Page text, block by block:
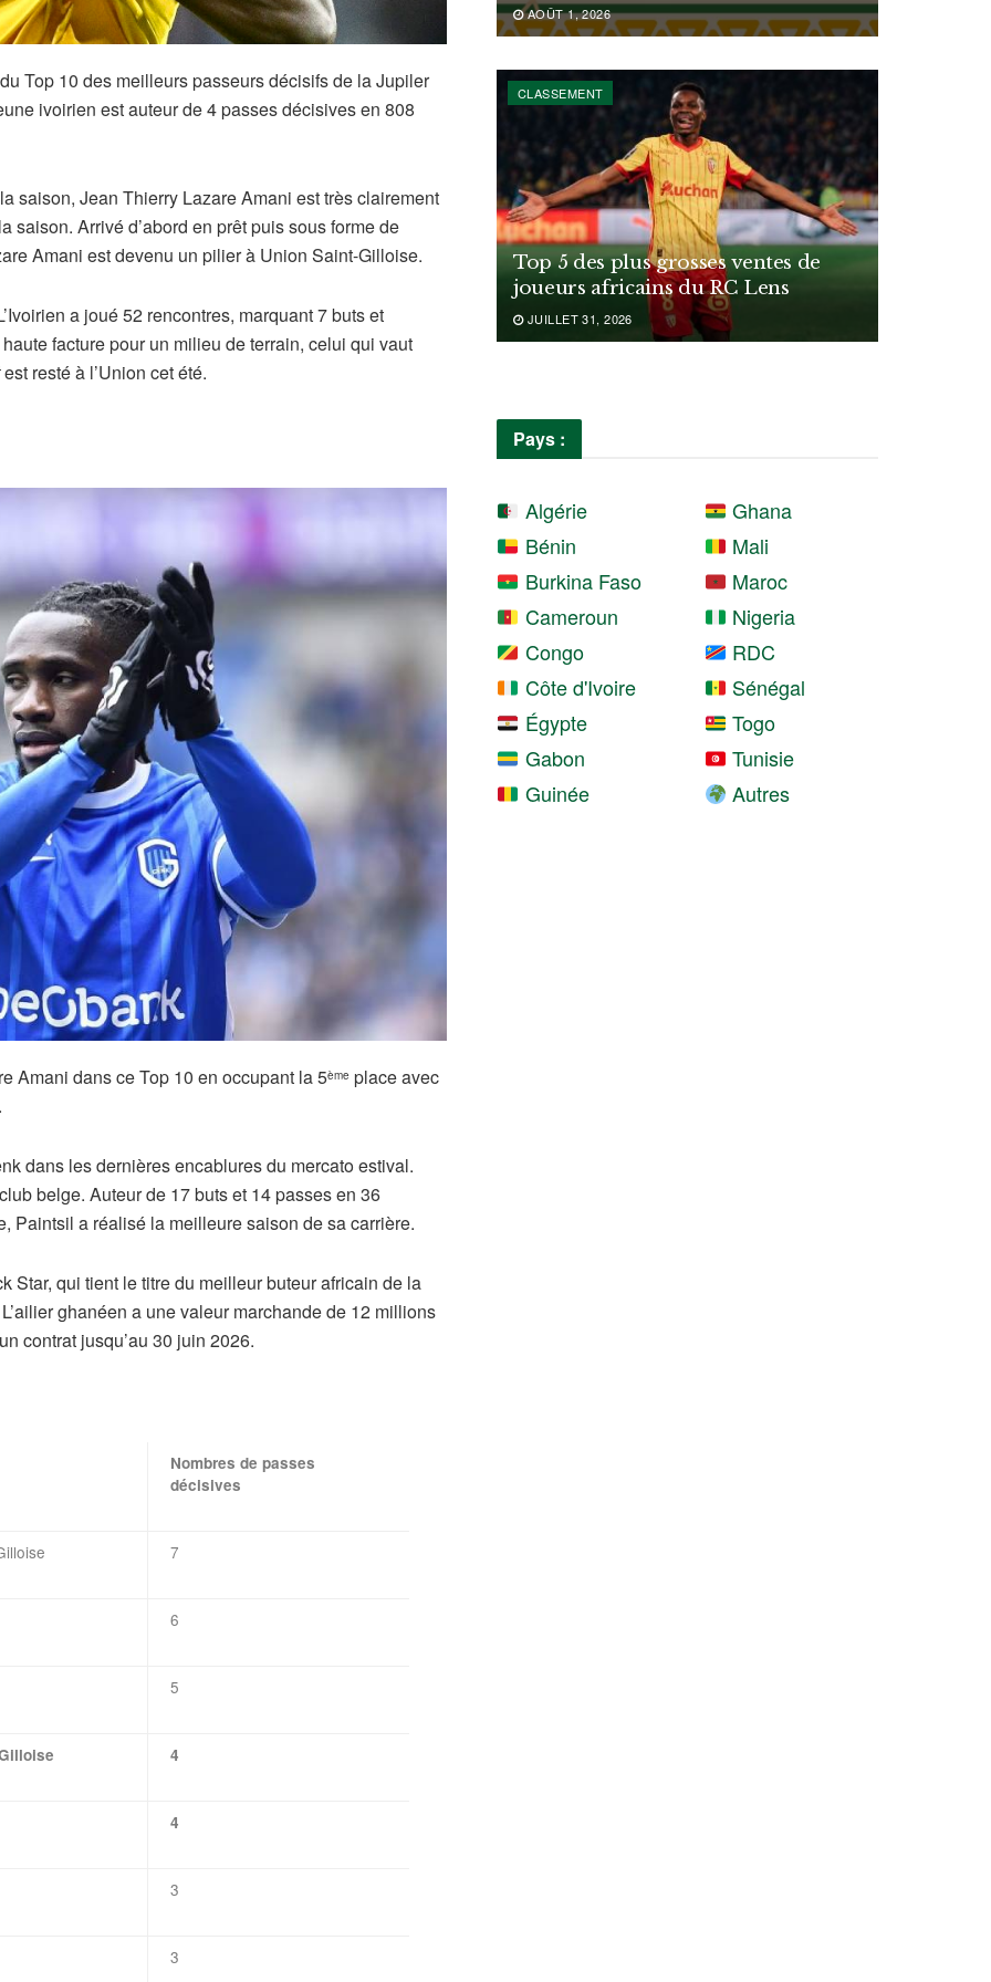
Top 10 des meilleurs passeurs décisifs de la Jupiler
ivoirien est auteur de 4 passes décisives en 808
saison, Jean Thierry Lazare Amani est très clairement
saison. Arrivé d’abord en prêt puis sous forme de
Amani est devenu un pilier à Union Saint-Gilloise.
a joué 52 rencontres, marquant 7 buts et
facture pour un milieu de terrain, celui qui vaut
est resté à l’Union cet été.
Amani dans ce Top 10 en occupant la 5ème place avec
dans les dernières encablures du mercato estival.
belge. Auteur de 17 buts et 14 passes en 36
Paintsil a réalisé la meilleure saison de sa carrière.
Star, qui tient le titre du meilleur buteur africain de la
ghanéen a une valeur marchande de 12 millions
contrat jusqu’au 30 juin 2026.
Nombres de passes
décisives
7
6
5
4
4
3
3
AOÛT 1, 2026
CLASSEMENT
Top 5 des plus grosses ventes de
joueurs africains du RC Lens
JUILLET 31, 2026
Pays :
Algérie
Bénin
Burkina Faso
Cameroun
Congo
Côte d'Ivoire
Égypte
Gabon
Guinée
Ghana
Mali
Maroc
Nigeria
RDC
Sénégal
Togo
Tunisie
Autres